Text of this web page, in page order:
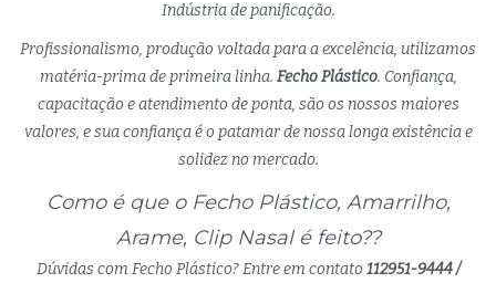
Indústria de panificação.
Profissionalismo, produção voltada para a excelência, utilizamos
matéria-prima de primeira linha. Fecho Plástico. Confiança,
capacitação e atendimento de ponta, são os nossos maiores
valores, e sua confiança é o patamar de nossa longa existência e
solidez no mercado.
Como é que o Fecho Plástico, Amarrilho,
Arame, Clip Nasal é feito??
Dúvidas com Fecho Plástico? Entre em contato 112951-9444 /